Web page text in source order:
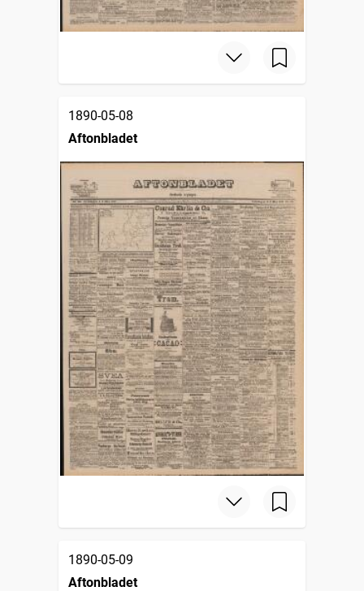
1890-05-08
Aftonbladet
1890-05-09
Aftonbladet